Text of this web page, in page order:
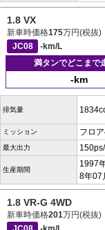
1.8 VX
新車時価格175万円(税抜)
JC08
-km/L
満タンでどこまで
-km
排気量
ミッション フロ
最大出力
生産期間
1997
8年07
1.8 VR-G 4WD
新車時価格201万円(税抜)